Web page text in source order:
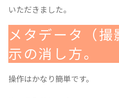
いただきました。
メタデータ（
示の消し方。
操作はかなり簡単です。